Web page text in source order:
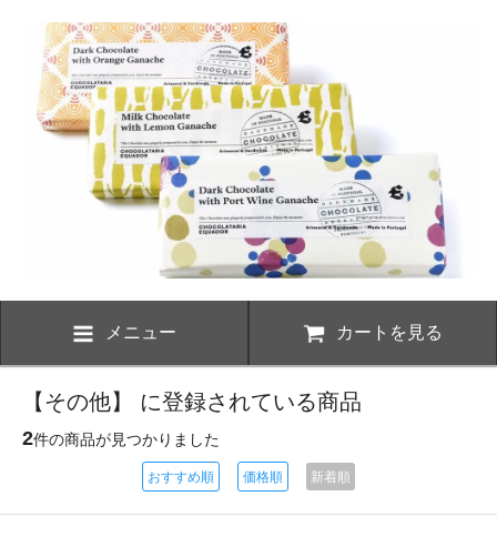
メニュー カートを見る
【その他】 に登録されている商品
2件の商品が見つかりました
おすすめ順 価格順 新着順